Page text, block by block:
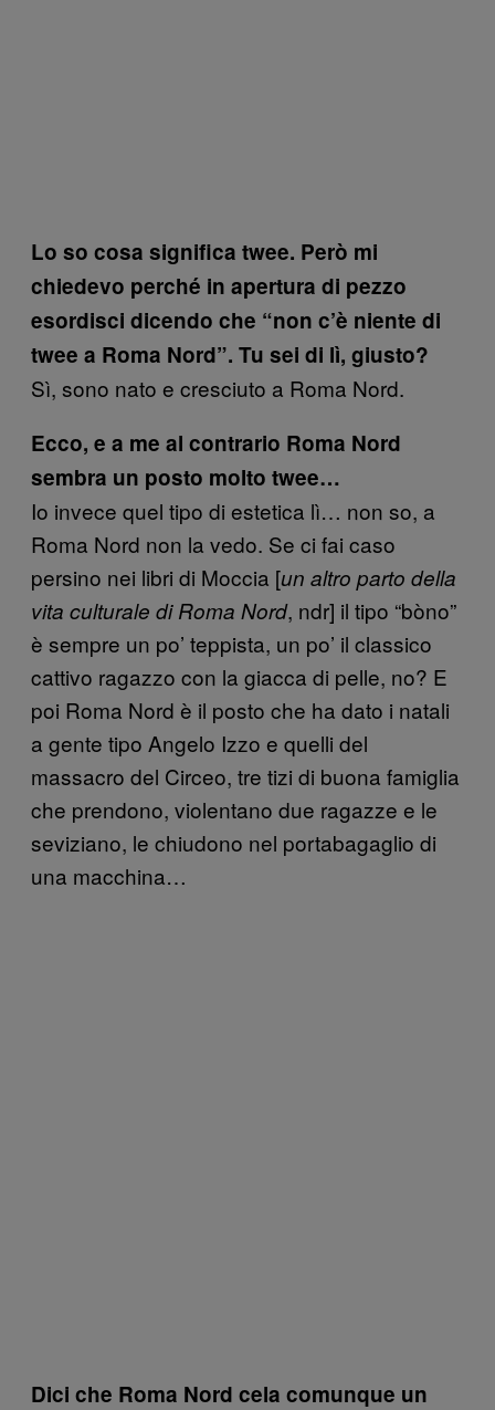
Lo so cosa significa twee. Però mi
chiedevo perché in apertura di pezzo
esordisci dicendo che “non c’è niente di
twee a Roma Nord”. Tu sei di lì, giusto?
Sì, sono nato e cresciuto a Roma Nord.
Ecco, e a me al contrario Roma Nord
sembra un posto molto twee…
Io invece quel tipo di estetica lì… non so, a
Roma Nord non la vedo. Se ci fai caso
persino nei libri di Moccia [un altro parto della
vita culturale di Roma Nord, ndr] il tipo “bòno”
è sempre un po’ teppista, un po’ il classico
cattivo ragazzo con la giacca di pelle, no? E
poi Roma Nord è il posto che ha dato i natali
a gente tipo Angelo Izzo e quelli del
massacro del Circeo, tre tizi di buona famiglia
che prendono, violentano due ragazze e le
seviziano, le chiudono nel portabagaglio di
una macchina…
Dici che Roma Nord cela comunque un